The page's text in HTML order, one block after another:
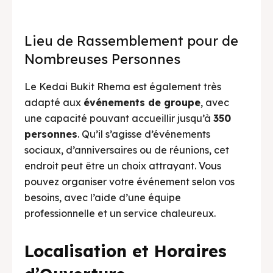
Lieu de Rassemblement pour de
Nombreuses Personnes
Le Kedai Bukit Rhema est également très
adapté aux événements de groupe, avec
une capacité pouvant accueillir jusqu’à 350
personnes. Qu’il s’agisse d’événements
sociaux, d’anniversaires ou de réunions, cet
endroit peut être un choix attrayant. Vous
pouvez organiser votre événement selon vos
besoins, avec l’aide d’une équipe
professionnelle et un service chaleureux.
Localisation et Horaires